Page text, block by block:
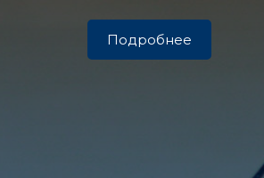
Подробнее